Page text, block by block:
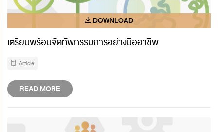
เตรียมพร้อมจัดทัพกรรมการอย่างมืออาชีพ
Article
READ MORE